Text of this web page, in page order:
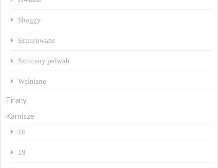
Shaggy
Sznurowane
Sztuczny jedwab
Wełniane
Firany
Karnisze
16
19